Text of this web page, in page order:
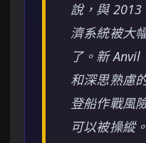
說，與
濟系統被大
了。新
和深思熟慮
登船作戰風
可以被操縱